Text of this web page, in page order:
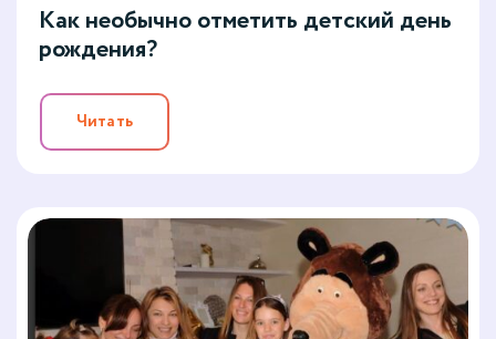
Как необычно отметить детский день
рождения?
Читать